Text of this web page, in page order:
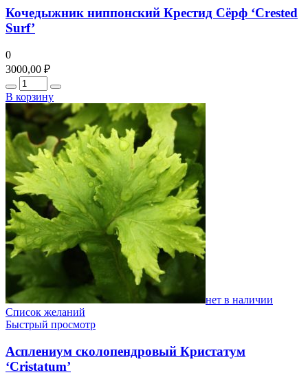
Кочедыжник ниппонский Крестид Сёрф ‘Crested
Surf’
0
3000,00 ₽
Количество
В корзину
нет в наличии
Список желаний
Быстрый просмотр
Асплениум сколопендровый Кристатум
‘Cristatum’